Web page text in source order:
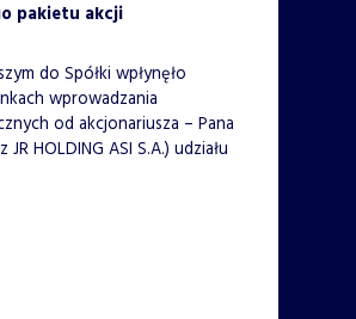
pakietu akcji
do Spółki wpłynęło
wprowadzania
od akcjonariusza – Pana
HOLDING ASI S.A.) udziału